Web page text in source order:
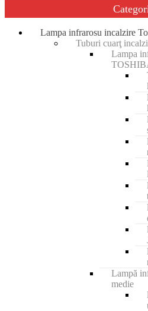
Lampa infrarosu incalzire
Tuburi cuarţ
Lampa
Lampă
medie